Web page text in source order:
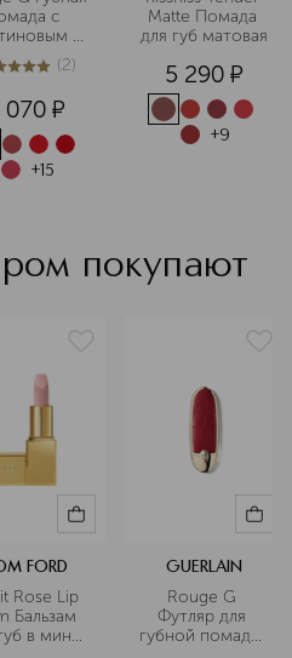
с
блок)
52 (2)
070 ¤
+15
Matte Помада
для губ матовая
5 290 ¤
+9
покупают
FORD
Rose Lip
Бальзам
в мини-
GUERLAIN
Rouge G
Футляр для
губной помады.